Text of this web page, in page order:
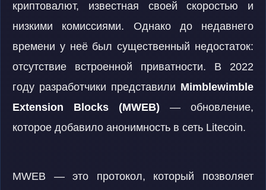
криптовалют, известная своей скоростью и
низкими комиссиями. Однако до недавнего
времени у неё был существенный недостаток:
отсутствие встроенной приватности. В 2022
году разработчики представили Mimblewimble
Extension Blocks (MWEB) — обновление,
которое добавило анонимность в сеть Litecoin.
MWEB — это протокол, который позволяет